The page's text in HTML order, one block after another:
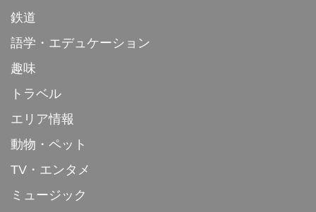
鉄道
語学・エデュケーション
趣味
トラベル
エリア情報
動物・ペット
TV・エンタメ
ミュージック